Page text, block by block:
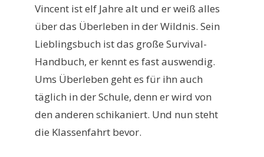
Vincent ist elf Jahre alt und er weiß alles
über das Überleben in der Wildnis. Sein
Lieblingsbuch ist das große Survival-
Handbuch, er kennt es fast auswendig.
Ums Überleben geht es für ihn auch
täglich in der Schule, denn er wird von
den anderen schikaniert. Und nun steht
die Klassenfahrt bevor.